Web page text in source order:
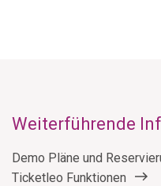
Weiterführende
Demo Pläne und
Ticketleo Funktionen